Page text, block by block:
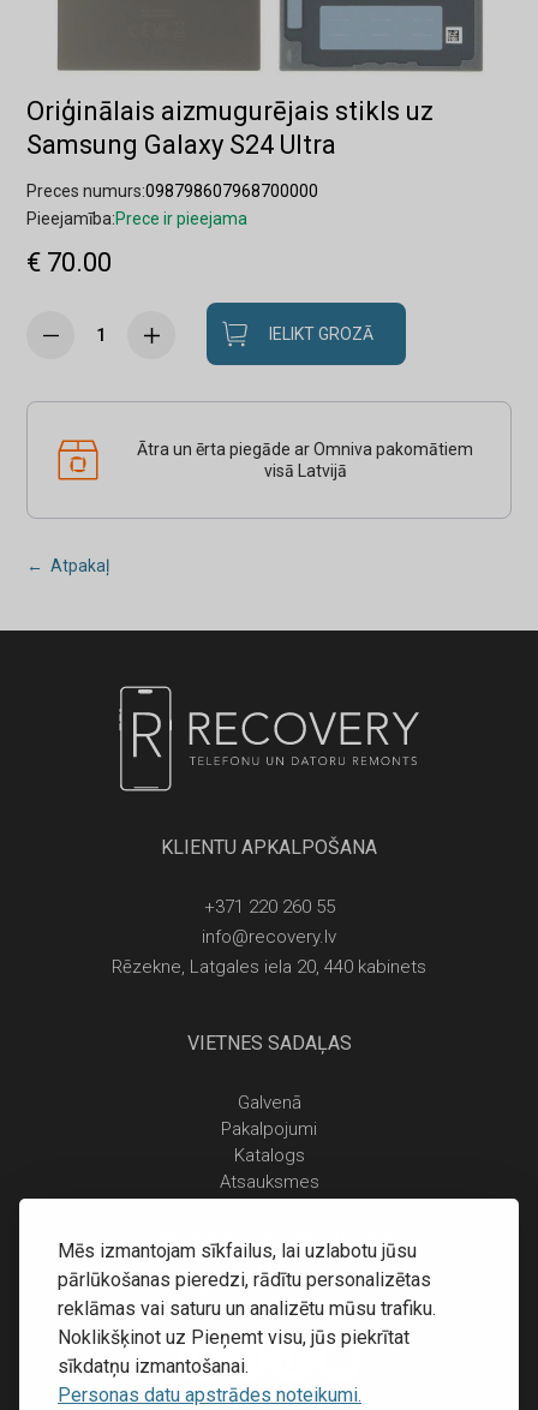
Mēs izmantojam sīkfailus, lai uzlabotu jūsu
pārlūkošanas pieredzi, rādītu personalizētas
reklāmas vai saturu un analizētu mūsu trafiku.
Noklikšķinot uz Pieņemt visu, jūs piekrītat
sīkdatņu izmantošanai.
Personas datu apstrādes noteikumi.
Oriģinālais aizmugurējais stikls uz
Samsung Galaxy S24 Ultra
Preces numurs:098798607968700000
Pieejamība:Prece ir pieejama
€ 70.00
IELIKT GROZĀ
Ātra un ērta piegāde ar Omniva pakomātiem
visā Latvijā
← Atpakaļ
KLIENTU APKALPOŠANA
+371 220 260 55
info@recovery.lv
Rēzekne, Latgales iela 20, 440 kabinets
VIETNES SADAĻAS
Galvenā
Pakalpojumi
Katalogs
Atsauksmes
Piegāde un apmaksa
Atgriešanas noteikumi